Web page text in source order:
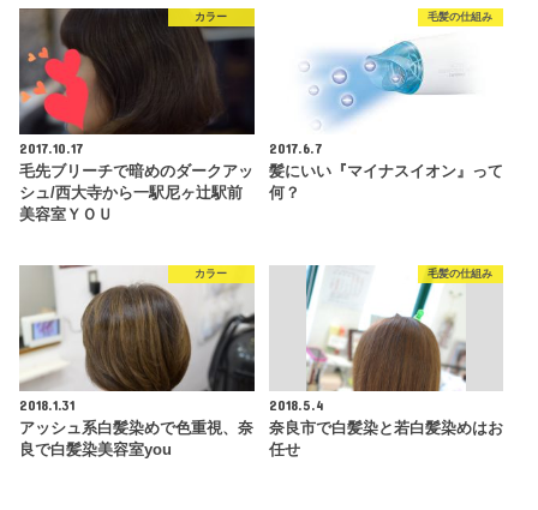
カラー
2017.10.17
毛先ブリーチで暗めのダークアッ
シュ/西大寺から一駅尼ヶ辻駅前
美容室ＹＯＵ
毛髪の仕組み
2017.6.7
髪にいい『マイナスイオン』って
何？
カラー
2018.1.31
アッシュ系白髪染めで色重視、奈
良で白髪染美容室you
毛髪の仕組み
2018.5.4
奈良市で白髪染と若白髪染めはお
任せ